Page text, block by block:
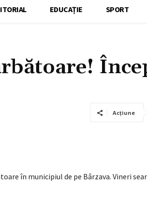
EDUCAȚIE SPORT
Acțiune
în municipiul de pe Bârzava. Vineri